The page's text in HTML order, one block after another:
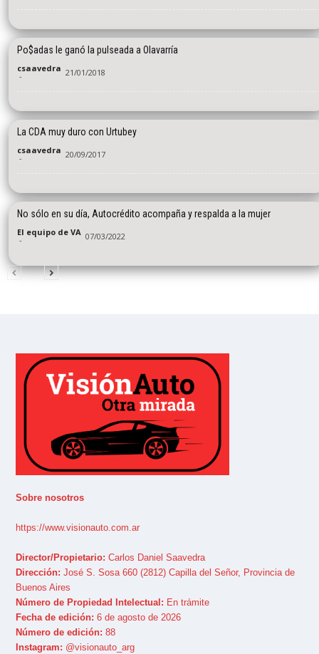
Po$adas le ganó la pulseada a Olavarría
csaavedra
- 21/01/2018
La CDA muy duro con Urtubey
csaavedra
- 20/09/2017
No sólo en su día, Autocrédito acompaña y respalda a la mujer
El equipo de VA
- 07/03/2022
Sobre nosotros
https://www.visionauto.com.ar
Director/Propietario: Carlos Daniel Saavedra
Dirección: José S. Sosa 660 (2812) Capilla del Señor, Provincia de
Buenos Aires
Número de Propiedad Intelectual: En trámite
Fecha de edición: 6 de agosto de 2026
Número de edición: 88
Instagram: @visionauto_arg